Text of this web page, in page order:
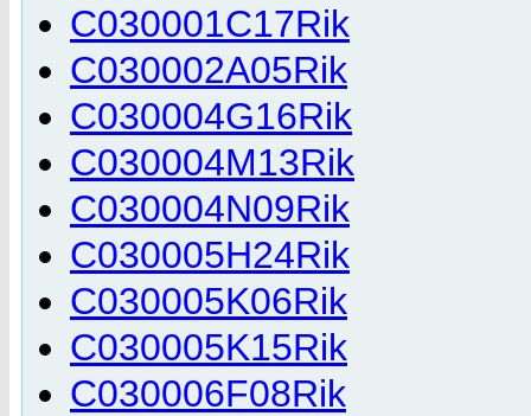
C030001C17Rik
C030002A05Rik
C030004G16Rik
C030004M13Rik
C030004N09Rik
C030005H24Rik
C030005K06Rik
C030005K15Rik
C030006F08Rik